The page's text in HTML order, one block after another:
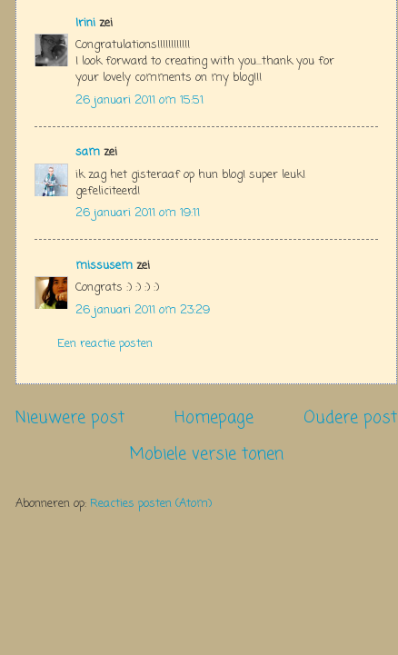
Irini zei
Congratulations!!!!!!!!!!!!
I look forward to creating with you...thank you for
your lovely comments on my blog!!!
26 januari 2011 om 15:51
sam zei
ik zag het gisteraaf op hun blog! super leuk!
gefeliciteerd!
26 januari 2011 om 19:11
missusem zei
Congrats :) :) :) :)
26 januari 2011 om 23:29
Een reactie posten
Nieuwere post Oudere post
Homepage
Mobiele versie tonen
Abonneren op: Reacties posten (Atom)